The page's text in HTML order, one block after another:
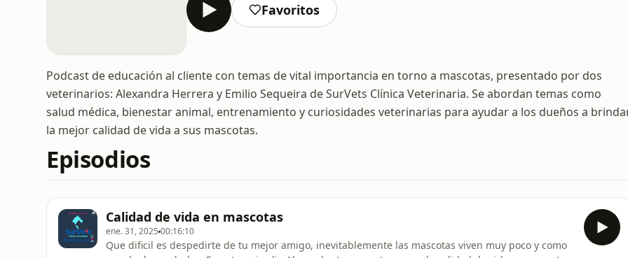
Favoritos
Podcast de educación al cliente con temas de vital importancia en torno a mascotas, presentado por dos
veterinarios: Alexandra Herrera y Emilio Sequeira de SurVets Clínica Veterinaria. Se abordan temas como
salud médica, bienestar animal, entrenamiento y curiosidades veterinarias para ayudar a los dueños a
la mejor calidad de vida a sus mascotas.
Episodios
Calidad de vida en mascotas
ene. 31, 2025 00:16:10
Que dificil es despedirte de tu mejor amigo, inevitablemente las mascotas viven muy poco y como